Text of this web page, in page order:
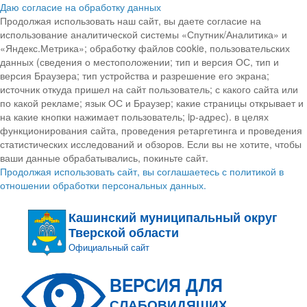
Даю согласие на обработку данных
Продолжая использовать наш сайт, вы даете согласие на
использование аналитической системы «Спутник/Аналитика» и
«Яндекс.Метрика»; обработку файлов cookie, пользовательских
данных (сведения о местоположении; тип и версия ОС, тип и
версия Браузера; тип устройства и разрешение его экрана;
источник откуда пришел на сайт пользователь; с какого сайта или
по какой рекламе; язык ОС и Браузер; какие страницы открывает и
на какие кнопки нажимает пользователь; ip-адрес). в целях
функционирования сайта, проведения ретаргетинга и проведения
статистических исследований и обзоров. Если вы не хотите, чтобы
ваши данные обрабатывались, покиньте сайт.
Продолжая использовать сайт, вы соглашаетесь с политикой в
отношении обработки персональных данных.